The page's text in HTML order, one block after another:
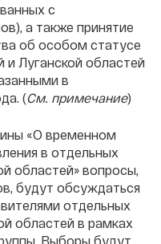
с
а также принятие
об особом статусе
Луганской областей
в
(См. примечание)
«О временном
в отдельных
областей» вопросы,
будут обсуждаться
отдельных
областей в рамках
Выборы будут